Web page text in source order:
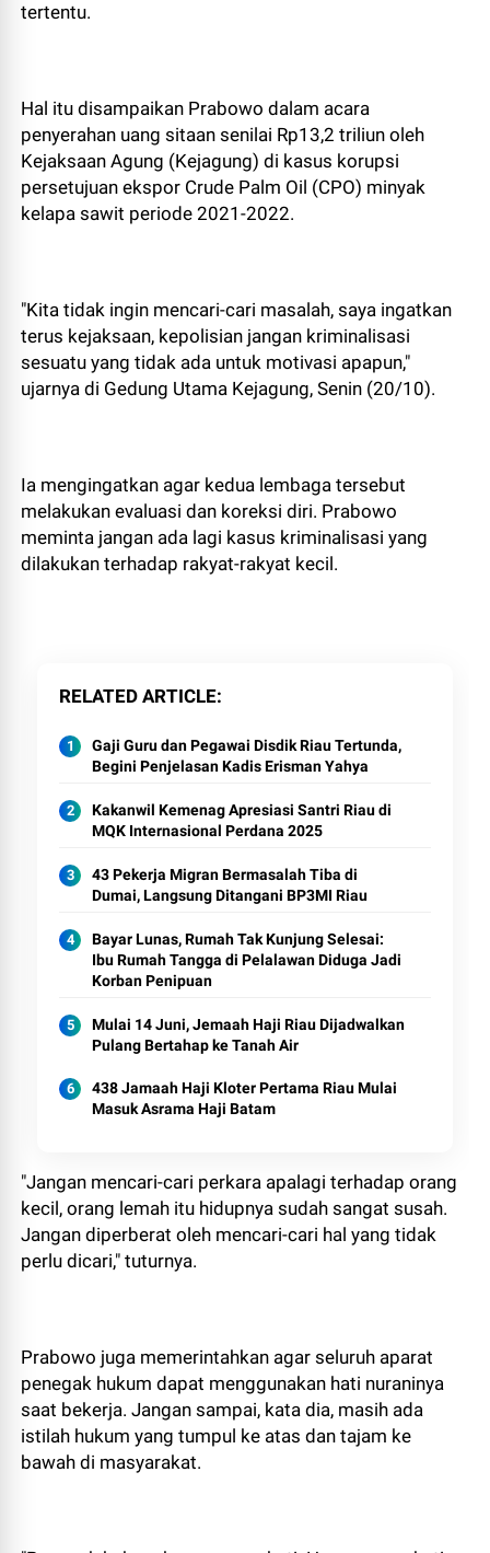
tertentu.
Hal itu disampaikan Prabowo dalam acara
penyerahan uang sitaan senilai Rp13,2 triliun oleh
Kejaksaan Agung (Kejagung) di kasus korupsi
persetujuan ekspor Crude Palm Oil (CPO) minyak
kelapa sawit periode 2021-2022.
"Kita tidak ingin mencari-cari masalah, saya ingatkan
terus kejaksaan, kepolisian jangan kriminalisasi
sesuatu yang tidak ada untuk motivasi apapun,"
ujarnya di Gedung Utama Kejagung, Senin (20/10).
Ia mengingatkan agar kedua lembaga tersebut
melakukan evaluasi dan koreksi diri. Prabowo
meminta jangan ada lagi kasus kriminalisasi yang
dilakukan terhadap rakyat-rakyat kecil.
RELATED ARTICLE
Gaji Guru dan Pegawai Disdik Riau Tertunda,
Begini Penjelasan Kadis Erisman Yahya
Kakanwil Kemenag Apresiasi Santri Riau di
MQK Internasional Perdana 2025
43 Pekerja Migran Bermasalah Tiba di
Dumai, Langsung Ditangani BP3MI Riau
Bayar Lunas, Rumah Tak Kunjung Selesai:
Ibu Rumah Tangga di Pelalawan Diduga Jadi
Korban Penipuan
Mulai 14 Juni, Jemaah Haji Riau Dijadwalkan
Pulang Bertahap ke Tanah Air
438 Jamaah Haji Kloter Pertama Riau Mulai
Masuk Asrama Haji Batam
"Jangan mencari-cari perkara apalagi terhadap orang
kecil, orang lemah itu hidupnya sudah sangat susah.
Jangan diperberat oleh mencari-cari hal yang tidak
perlu dicari," tuturnya.
Prabowo juga memerintahkan agar seluruh aparat
penegak hukum dapat menggunakan hati nuraninya
saat bekerja. Jangan sampai, kata dia, masih ada
istilah hukum yang tumpul ke atas dan tajam ke
bawah di masyarakat.